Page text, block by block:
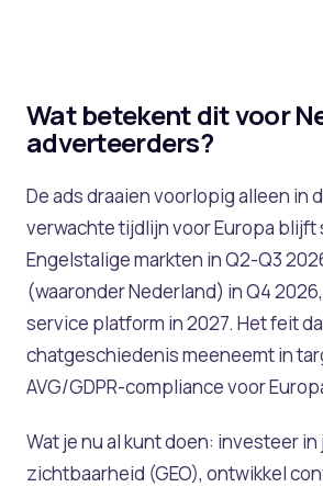
Wat betekent dit voor
adverteerders?
De ads draaien voorlopig alleen in
verwachte tijdlijn voor Europa blijft
Engelstalige markten in Q2-Q3
(waaronder Nederland) in Q4
service platform in 2027. Het feit
chatgeschiedenis meeneemt in
AVG/GDPR-compliance voor
Wat je nu al kunt doen: investeer
zichtbaarheid (GEO), ontwikkel